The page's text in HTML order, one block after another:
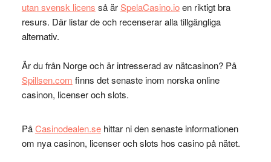
utan svensk licens så ärSpelaCasino.ioen riktigt bra
resurs. Där listar de och recenserar alla tillgängliga
alternativ.
Är du från Norge och är intresserad av nätcasinon? På
Spillsen.com finns det senaste inom norska online
casinon, licenser och slots.
PåCasinodealen.sehittar ni den senaste informationen
om nya casinon, licenser och slots hos casino på nätet.